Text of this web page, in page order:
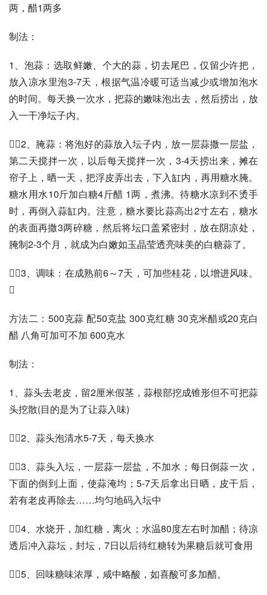
两，醋1两多
制法：
1、泡蒜：选取鲜嫩、个大的蒜，切去尾巴，仅留少许把，
放入凉水里泡3-7天，根据气温冷暖可适当减少或增加泡水
的时间。每天换一次水，把蒜的嫩味泡出去，然后捞出，放
入一干净坛子内。
2、腌蒜：将泡好的蒜放入坛子内，放一层蒜撒一层盐，
第二天搅拌一次，以后每天搅拌一次，3-4天捞出来，摊在
帘子上，晒一天，把浮皮弄出去，下入缸内，再用糖水腌。
糖水用水10斤加白糖4斤醋 1两，煮沸。待糖水凉到不烫手
时，再倒入蒜缸内。注意，糖水要比蒜高出2寸左右，糖水
的表面再撒3两碎糖，然后将坛口盖紧密封，放在阴凉处，
腌制2-3个月，就成为白嫩如玉晶莹透亮味美的白糖蒜了。
3、调味：在成熟前6～7天，可加些桂花，以增进风味。

方法二：500克蒜 配50克盐 300克红糖 30克米醋或20克白
醋 八角可加可不加 600克水
制法：
1、蒜头去老皮，留2厘米假茎，蒜根部挖成锥形但不可把蒜
头挖散(目的是为了让蒜入味)
2、蒜头泡清水5-7天，每天换水
3、蒜头入坛，一层蒜一层盐，不加水；每日倒蒜一次，
下面的倒到上面，使蒜淹均；5-7天后拿出日晒，皮干后，
若有老皮再除去……均匀地码入坛中
4、水烧开，加红糖，离火；水温80度左右时加醋；待凉
透后冲入蒜坛，封坛，7日以后待红糖转为果糖后就可食用
5、回味糖味浓厚，咸中略酸，如喜酸可多加醋。